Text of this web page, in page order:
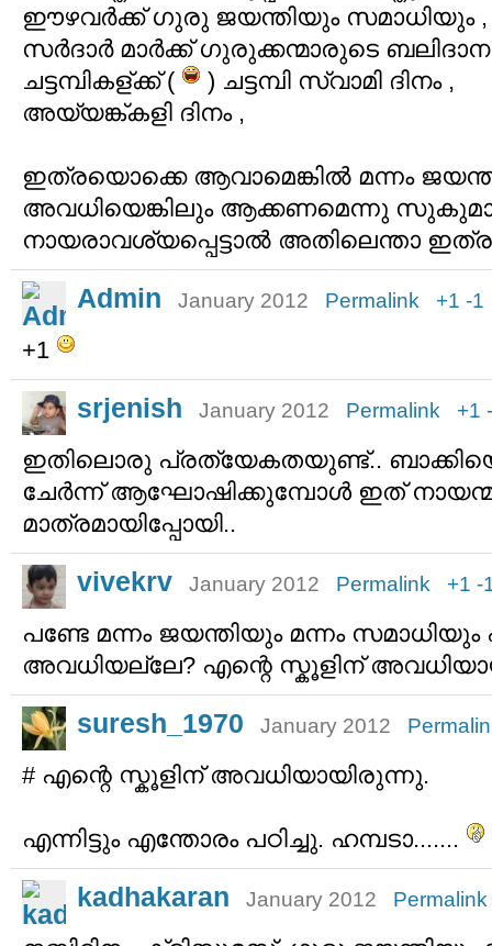
ഈഴവര്‍ക്ക് ഗുരു ജയന്തിയും സമാധിയും ,
സര്‍ദാര്‍ മാര്‍ക്ക് ഗുരുക്കന്മാരുടെ
ചട്ടമ്പികള്ക്ക് (
) ചട്ടമ്പി സ്വാമി ദിനം ,
അയ്യങ്ക്കളി ദിനം ,
ഇത്രയൊക്കെ ആവാമെങ്കില്‍ മന്നം
അവധിയെങ്കിലും ആക്കണമെന്നു
നായരാവശ്യപ്പെട്ടാല്‍ അതിലെന്താ ഇത്ര
Admin January 2012 Permalink +1 -1
+1
srjenish January 2012 Permalink +1
ഇതിലൊരു പ്രത്യേകതയുണ്ട്..
ചേര്‍ന്ന് ആഘോഷിക്കുമ്പോള്‍ ഇത്
മാത്രമായിപ്പോയി..
vivekrv January 2012 Permalink +1 -
പണ്ടേ മന്നം ജയന്തിയും മന്നം
അവധിയല്ലേ? എന്റെ സ്കൂളിന്
suresh_1970 January 2012
# എന്റെ സ്കൂളിന് അവധിയായിരുന്നു.
എന്നിട്ടും എന്തോരം പഠിച്ചു. ഹമ്പടാ.......
kadhakaran January 2012 Permalink